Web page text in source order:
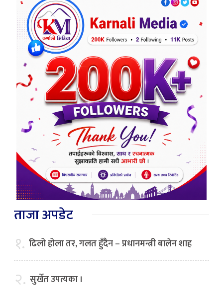
ताजा अपडेट
१. ढिलो होला तर, गलत हुँदैन – प्रधानमन्त्री बालेन शाह
२. सुर्खेत उपत्यका ।